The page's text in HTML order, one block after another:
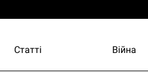
Статті Війна